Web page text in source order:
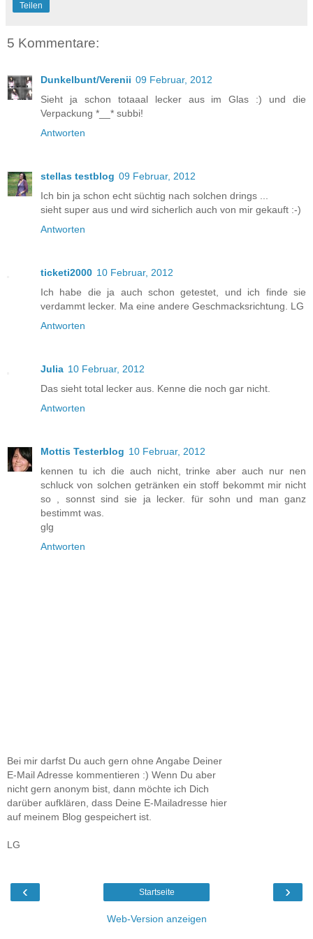
Teilen
5 Kommentare:
Dunkelbunt/Verenii 09 Februar, 2012
Sieht ja schon totaaal lecker aus im Glas :) und die
Verpackung *__* subbi!
Antworten
stellas testblog 09 Februar, 2012
Ich bin ja schon echt süchtig nach solchen drings ...
sieht super aus und wird sicherlich auch von mir gekauft :-)
Antworten
ticketi2000 10 Februar, 2012
Ich habe die ja auch schon getestet, und ich finde sie
verdammt lecker. Ma eine andere Geschmacksrichtung. LG
Antworten
Julia 10 Februar, 2012
Das sieht total lecker aus. Kenne die noch gar nicht.
Antworten
Mottis Testerblog 10 Februar, 2012
kennen tu ich die auch nicht, trinke aber auch nur nen
schluck von solchen getränken ein stoff bekommt mir nicht
so , sonnst sind sie ja lecker. für sohn und man ganz
bestimmt was.
glg
Antworten
Bei mir darfst Du auch gern ohne Angabe Deiner
E-Mail Adresse kommentieren :) Wenn Du aber
nicht gern anonym bist, dann möchte ich Dich
darüber aufklären, dass Deine E-Mailadresse hier
auf meinem Blog gespeichert ist.
LG
‹ ›
Startseite
Web-Version anzeigen